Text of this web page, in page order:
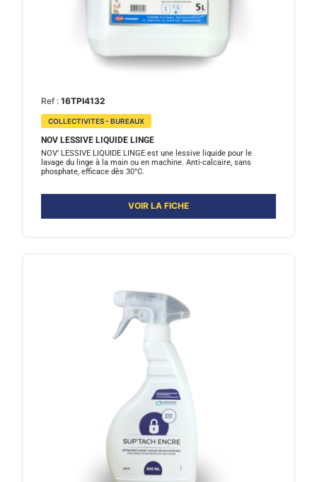
Ref : 16TPI4132
COLLECTIVITES - BUREAUX
NOV LESSIVE LIQUIDE LINGE
NOV’ LESSIVE LIQUIDE LINGE est une lessive liquide pour le
lavage du linge à la main ou en machine. Anti-calcaire, sans
phosphate, efficace dès 30°C.
VOIR LA FICHE